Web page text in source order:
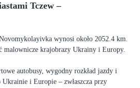
Tczew –
wynosi około 2052.4 km.
malownicze krajobrazy Ukrainy i Europy.
autobusy, wygodny rozkład jazdy i
i Europie – zwłaszcza przy